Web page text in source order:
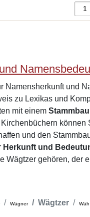
Namensherkunft und
zu Lexikas und
mit einem
und den
Herkunft und
Wägtzer gehören, der
Wägner Wägtzer Wäh